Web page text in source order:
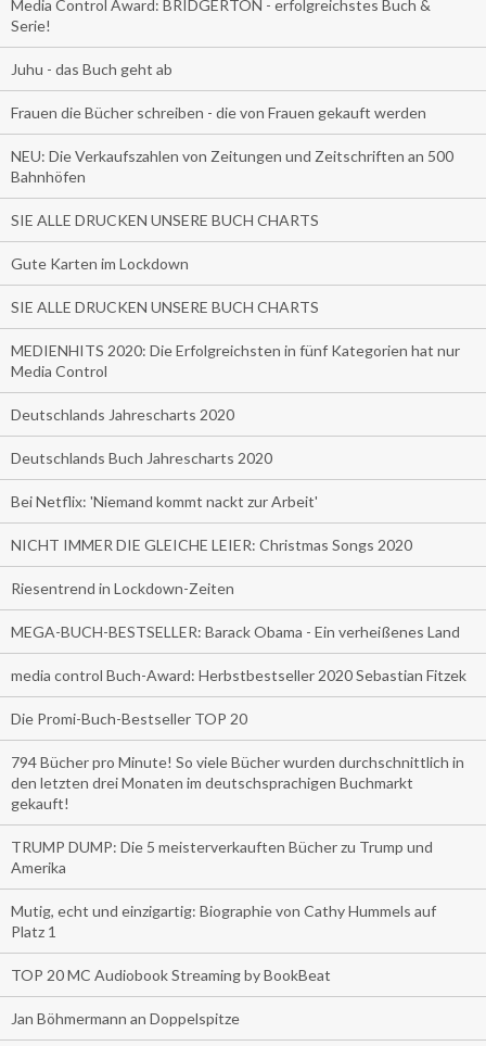
Media Control Award: BRIDGERTON - erfolgreichstes Buch &
Serie!
Juhu - das Buch geht ab
Frauen die Bücher schreiben - die von Frauen gekauft werden
NEU: Die Verkaufszahlen von Zeitungen und Zeitschriften an 500
Bahnhöfen
SIE ALLE DRUCKEN UNSERE BUCH CHARTS
Gute Karten im Lockdown
SIE ALLE DRUCKEN UNSERE BUCH CHARTS
MEDIENHITS 2020: Die Erfolgreichsten in fünf Kategorien hat nur
Media Control
Deutschlands Jahrescharts 2020
Deutschlands Buch Jahrescharts 2020
Bei Netflix: 'Niemand kommt nackt zur Arbeit'
NICHT IMMER DIE GLEICHE LEIER: Christmas Songs 2020
Riesentrend in Lockdown-Zeiten
MEGA-BUCH-BESTSELLER: Barack Obama - Ein verheißenes Land
media control Buch-Award: Herbstbestseller 2020 Sebastian Fitzek
Die Promi-Buch-Bestseller TOP 20
794 Bücher pro Minute! So viele Bücher wurden durchschnittlich in
den letzten drei Monaten im deutschsprachigen Buchmarkt
gekauft!
TRUMP DUMP: Die 5 meisterverkauften Bücher zu Trump und
Amerika
Mutig, echt und einzigartig: Biographie von Cathy Hummels auf
Platz 1
TOP 20 MC Audiobook Streaming by BookBeat
Jan Böhmermann an Doppelspitze